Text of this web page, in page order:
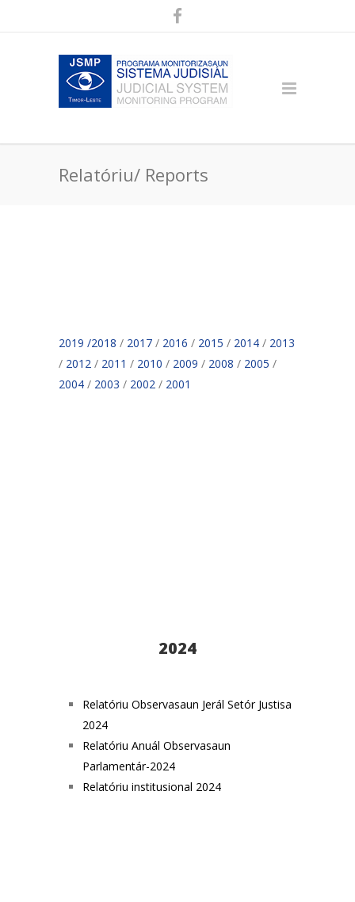
Relatóriu/ Reports
2019 /2018 / 2017 / 2016 / 2015 / 2014 / 2013
/ 2012 / 2011 / 2010 / 2009 / 2008 / 2005 /
2004 / 2003 / 2002 / 2001
2024
Relatóriu Observasaun Jerál Setór Justisa
2024
Relatóriu Anuál Observasaun
Parlamentár-2024
Relatóriu institusional 2024